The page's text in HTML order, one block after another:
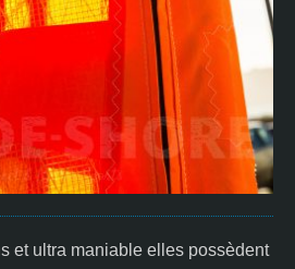
et ultra maniable elles possèdent